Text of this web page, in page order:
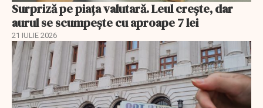
Surpriză pe piața valutară. Leul crește, dar
aurul se scumpește cu aproape 7 lei
21 IULIE 2026